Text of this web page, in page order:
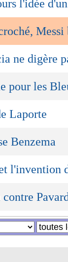
l'idée
ne digère
pour les
Laporte
Benzema
l'invention
contre
octobre